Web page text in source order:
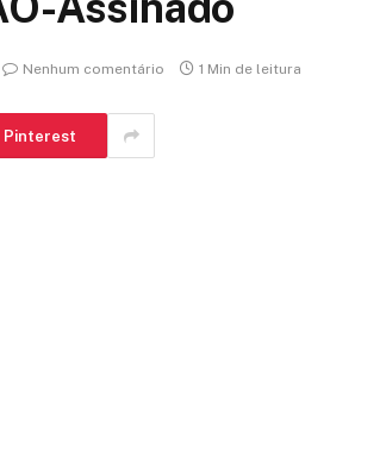
Nenhum comentário 1 Min de leitura
Pinterest